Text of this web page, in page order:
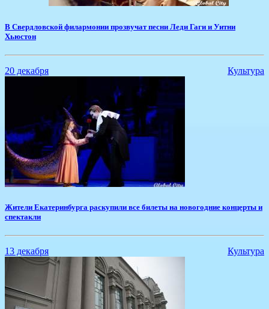
В Свердловской филармонии прозвучат песни Леди Гаги и Уитни
Хьюстон
20 декабря Культура
Жители Екатеринбурга раскупили все билеты на новогодние концерты и
спектакли
13 декабря Культура